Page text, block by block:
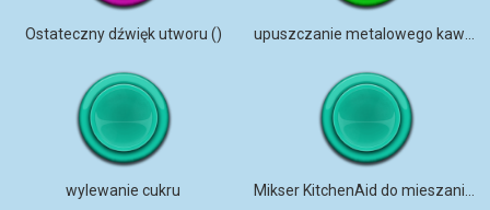
Ostateczny dźwięk utworu ()
wylewanie cukru